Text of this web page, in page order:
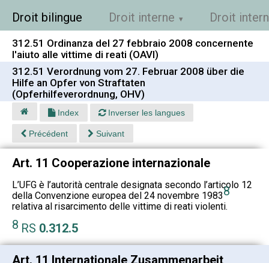
Droit bilingue Droit interne Droit
312.51 Ordinanza del 27 febbraio 2008 concernente
l'aiuto alle vittime di reati (OAVI)
312.51 Verordnung vom 27. Februar 2008 über die
Hilfe an Opfer von Straftaten
(Opferhilfeverordnung, OHV)
Index Inverser les langues
Précédent Suivant
Art. 11 Cooperazione internazionale
L’UFG è l’autorità centrale designata secondo l’articolo 12
della Convenzione europea del 24 novembre 19838
relativa al risarcimento delle vittime di reati violenti.
8 RS 0.312.5
Art. 11 Internationale Zusammenarbeit